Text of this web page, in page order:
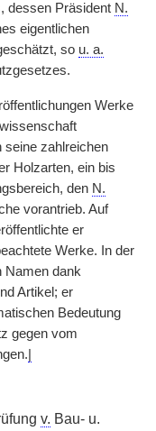
dessen Präsident N.
eigentlichen
so u. a.
Werke
seine zahlreichen
Holzarten, ein bis
den N.
vorantrieb. Auf
er
Werke. In der
Namen dank
Artikel; er
Bedeutung
gegen vom
v. Bau- u.